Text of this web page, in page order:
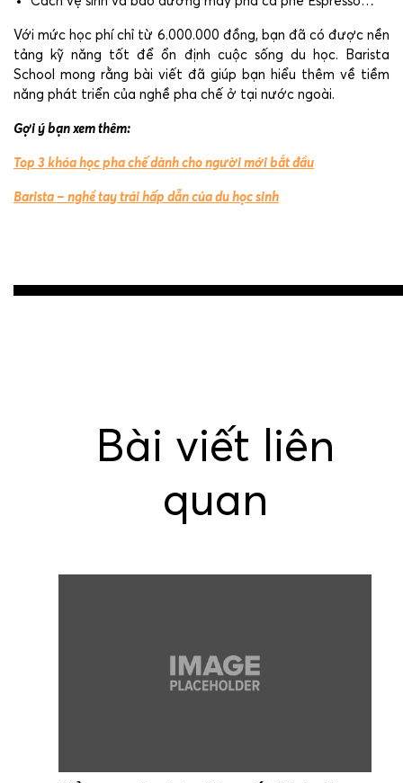
Với mức học phí chỉ từ 6.000.000 đồng, bạn đã có được nền
tảng kỹ năng tốt để ổn định cuộc sống du học. Barista
School mong rằng bài viết đã giúp bạn hiểu thêm về tiềm
năng phát triển của nghề pha chế ở tại nước ngoài.
Gợi ý bạn xem thêm:
Top 3 khóa học pha chế dành cho người mới bắt đầu
Barista – nghề tay trái hấp dẫn của du học sinh
Post
Bài viết liên
quan